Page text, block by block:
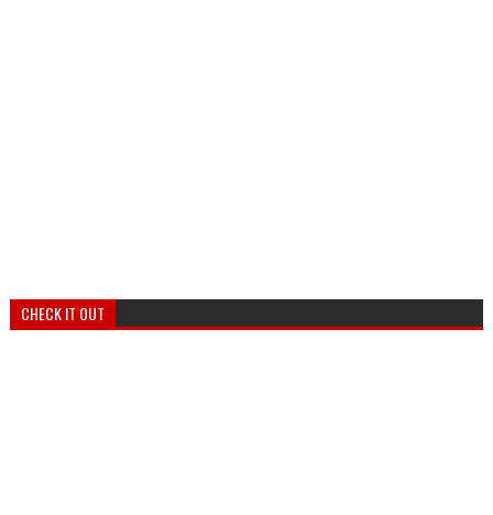
CHECK IT OUT